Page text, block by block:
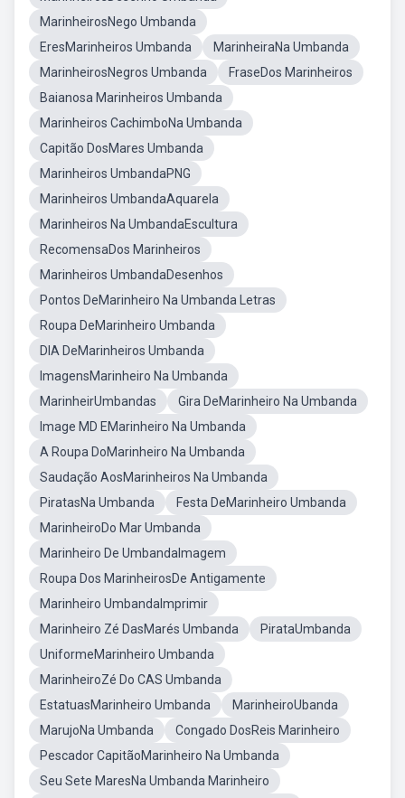
MarinheirosNego Umbanda
EresMarinheiros Umbanda
MarinheiraNa Umbanda
MarinheirosNegros Umbanda
FraseDos Marinheiros
Baianosa Marinheiros Umbanda
Marinheiros CachimboNa Umbanda
Capitão DosMares Umbanda
Marinheiros UmbandaPNG
Marinheiros UmbandaAquarela
Marinheiros Na UmbandaEscultura
RecomensaDos Marinheiros
Marinheiros UmbandaDesenhos
Pontos DeMarinheiro Na Umbanda Letras
Roupa DeMarinheiro Umbanda
DIA DeMarinheiros Umbanda
ImagensMarinheiro Na Umbanda
MarinheirUmbandas
Gira DeMarinheiro Na Umbanda
Image MD EMarinheiro Na Umbanda
A Roupa DoMarinheiro Na Umbanda
Saudação AosMarinheiros Na Umbanda
PiratasNa Umbanda
Festa DeMarinheiro Umbanda
MarinheiroDo Mar Umbanda
Marinheiro De UmbandaImagem
Roupa Dos MarinheirosDe Antigamente
Marinheiro UmbandaImprimir
Marinheiro Zé DasMarés Umbanda
PirataUmbanda
UniformeMarinheiro Umbanda
MarinheiroZé Do CAS Umbanda
EstatuasMarinheiro Umbanda
MarinheiroUbanda
MarujoNa Umbanda
Congado DosReis Marinheiro
Pescador CapitãoMarinheiro Na Umbanda
Seu Sete MaresNa Umbanda Marinheiro